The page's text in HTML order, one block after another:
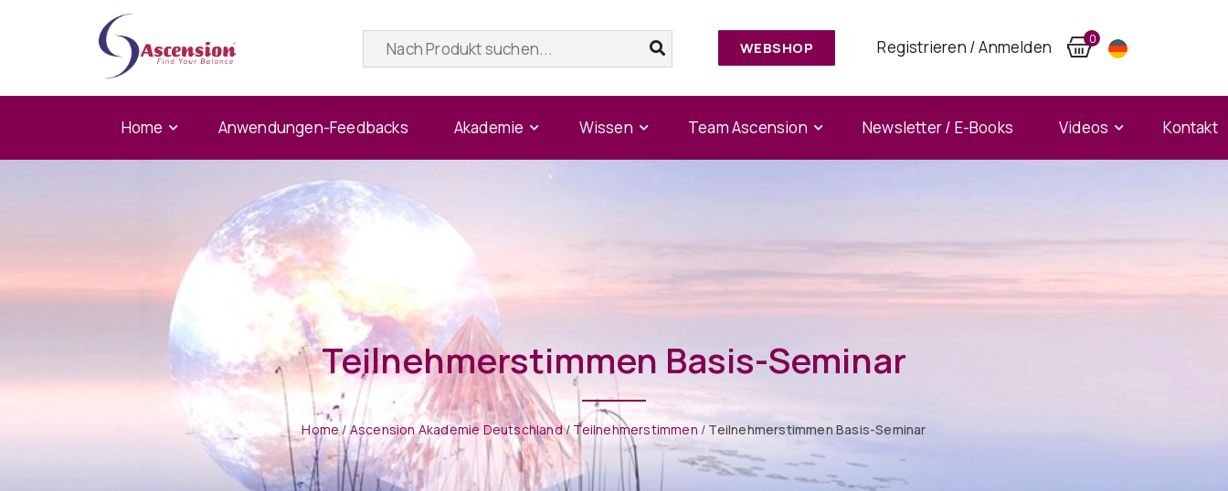
WEBSHOP Registrieren / Anmelden 0
Home Anwendungen-Feedbacks Akademie Wissen Team Ascension Newsletter / E-Books Videos Kontakt
Teilnehmerstimmen Basis-Seminar
Home/Ascension Akademie Deutschland/ Teilnehmerstimmen / Teilnehmerstimmen Basis-Seminar